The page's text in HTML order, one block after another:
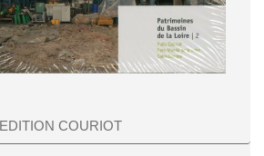
EDITION COURIOT